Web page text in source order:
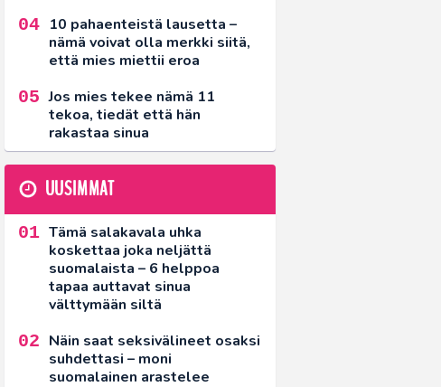
10 pahaenteistä lausetta –
nämä voivat olla merkki siitä,
että mies miettii eroa
Jos mies tekee nämä 11
tekoa, tiedät että hän
rakastaa sinua
UUSIMMAT
Tämä salakavala uhka
koskettaa joka neljättä
suomalaista – 6 helppoa
tapaa auttavat sinua
välttymään siltä
Näin saat seksivälineet osaksi
suhdettasi – moni
suomalainen arastelee